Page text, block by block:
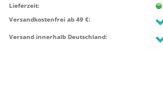
Lieferzeit:
Versandkostenfrei ab 49 €:
Versand innerhalb Deutschland: